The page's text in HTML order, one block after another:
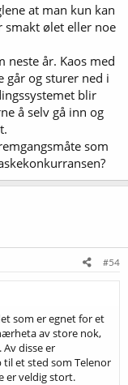
at man kun kan
smakt ølet eller noe
neste år. Kaos med
går og sturer ned i
blir
å selv gå inn og
som
#54
som er egnet for et
av store nok,
disse er
et sted som Telenor
er veldig stort.